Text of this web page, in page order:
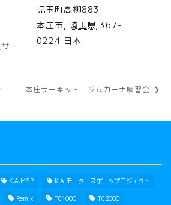
ー
児玉町高柳883
本庄市, 埼玉県 367-
0224 日本
本庄サーキット ジムカーナ練習会
K.A.MSP K.A.モータースポーツプロジェクト
Remix TC1000 TC2000